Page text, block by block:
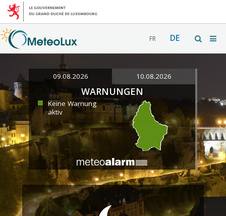
FR DE
09.08.2026 10.08.2026
WARNUNGEN
Keine Warnung
aktiv